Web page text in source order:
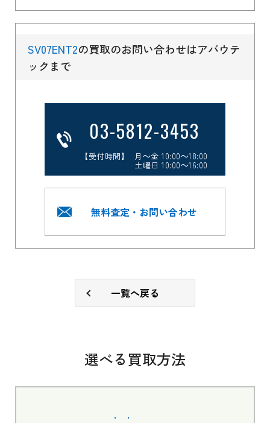
SV07ENT2の買取のお問い合わせはアバウテ
ックまで
03-5812-3453
【受付時間】 月～金 10:00～18:00
土曜日 10:00～16:00
無料査定・お問い合わせ
一覧へ戻る
選べる買取方法